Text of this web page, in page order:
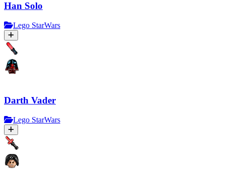
Han Solo
Lego StarWars
Darth Vader
Lego StarWars